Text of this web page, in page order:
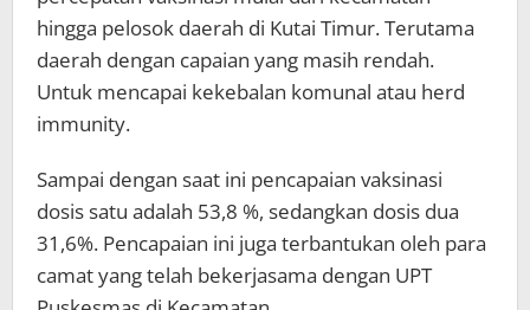
hingga pelosok daerah di Kutai Timur. Terutama
daerah dengan capaian yang masih rendah.
Untuk mencapai kekebalan komunal atau herd
immunity.
Sampai dengan saat ini pencapaian vaksinasi
dosis satu adalah 53,8 %, sedangkan dosis dua
31,6%. Pencapaian ini juga terbantukan oleh para
camat yang telah bekerjasama dengan UPT